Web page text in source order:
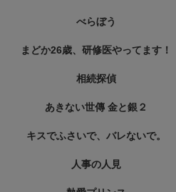
べらぼう
まどか26歳、研修医やってます！
相続探偵
あきない世傳 金と銀２
キスでふさいで、バレないで。
人事の人見